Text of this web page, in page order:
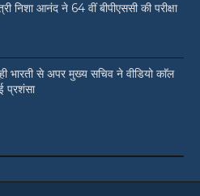
निशा आनंद ने 64 वीं बीपीएससी की परीक्षा
भारती से अपर मुख्य सचिव ने वीडियो काॅल
प्रशंसा